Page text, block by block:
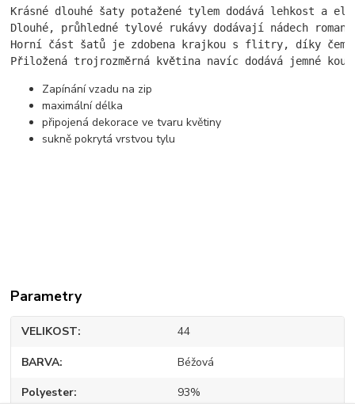
Krásné dlouhé šaty potažené tylem dodává lehkost a
Dlouhé, průhledné tylové rukávy dodávají nádech
Horní část šatů je zdobena krajkou s flitry, díky
Přiložená trojrozměrná květina navíc dodává jemné
Zapínání vzadu na zip
maximální délka
připojená dekorace ve tvaru květiny
sukně pokrytá vrstvou tylu
Parametry
VELIKOST 44
BARVA Béžová
Polyester 93%